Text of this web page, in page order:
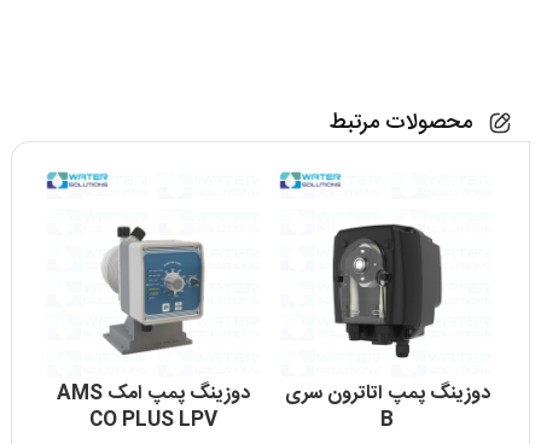
محصولات مرتبط
دوزینگ پمپ اتاترون سری
B
دوزینگ پمپ امک AMS
CO PLUS LPV